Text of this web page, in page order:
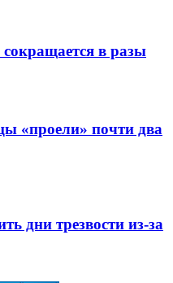
в разы
«проели» почти два
дни трезвости из-за